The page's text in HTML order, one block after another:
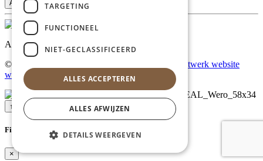
Al onze prijzen zijn incl. BTW
© Copyright 2026 Limburgs Bakwinkeltje |
Maatwerk website
webmix
↑ Top
Filter
×
TARGETING
FUNCTIONEEL
NIET-GECLASSIFICEERD
ALLES ACCEPTEREN
ALLES AFWIJZEN
DETAILS WEERGEVEN